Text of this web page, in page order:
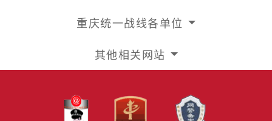
重庆统一战线各单位
其他相关网站